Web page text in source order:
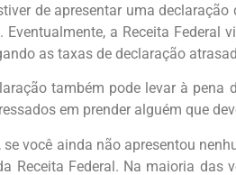
de apresentar uma
a Receita Federal
as taxas de declaração
também pode levar à pena
​​em prender alguém que
se você ainda não apresentou
Receita Federal. Na maioria das